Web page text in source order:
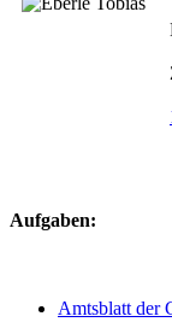
Aufgaben:
Amtsblatt der